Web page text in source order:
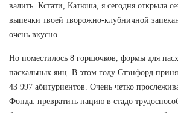
валить. Кстати, Катюша, я сегодня открыла
выпечки твоей творожно-клубничной
очень вкусно.
Но поместилось 8 горшочков, формы для
пасхальных яиц. В этом году Стэнфорд
43 997 абитуриентов. Очень четко
Фонда: превратить нацию в стадо